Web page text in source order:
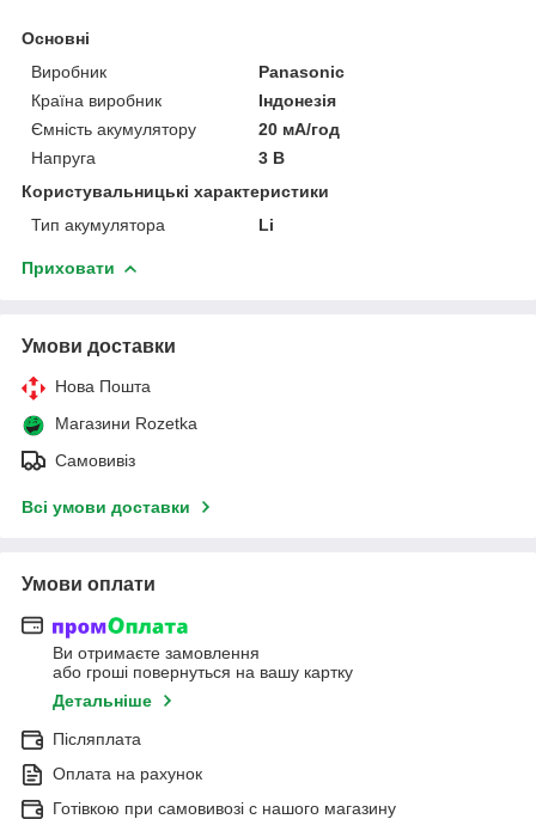
Основні
Виробник
Panasonic
Країна виробник
Індонезія
Ємність акумулятору
20 мА/год
Напруга
3 В
Користувальницькі характеристики
Тип акумулятора
Li
Приховати
Умови доставки
Нова Пошта
Магазини Rozetka
Самовивіз
Всі умови доставки
Умови оплати
Ви отримаєте замовлення
або гроші повернуться на вашу картку
Детальніше
Післяплата
Оплата на рахунок
Готівкою при самовивозі c нашого магазину